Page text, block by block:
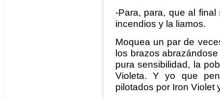
-Para, para, que al
incendios y la liamos.
Moquea un par de
los brazos
pura sensibilidad, la
Violeta. Y yo que
pilotados por Iron Violet